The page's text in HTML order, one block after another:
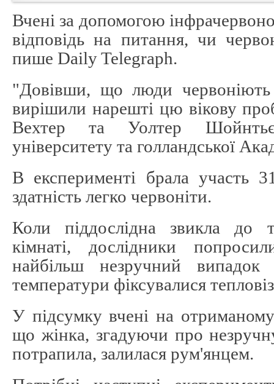
Вчені за допомогою
відповідь на питання, чи
пише Daily Telegraph.
"Довівши, що люди
вирішили нарешті цю вікову
Вехтер та Уолтер
університету та голландської
В експерименті брала участь
здатність легко червоніти.
Коли піддослідна звикла до
кімнаті, дослідники
найбільш незручний
температури фіксувалися
У підсумку вчені на
що жінка, згадуючи про
потрапила, залилася рум'янцем.